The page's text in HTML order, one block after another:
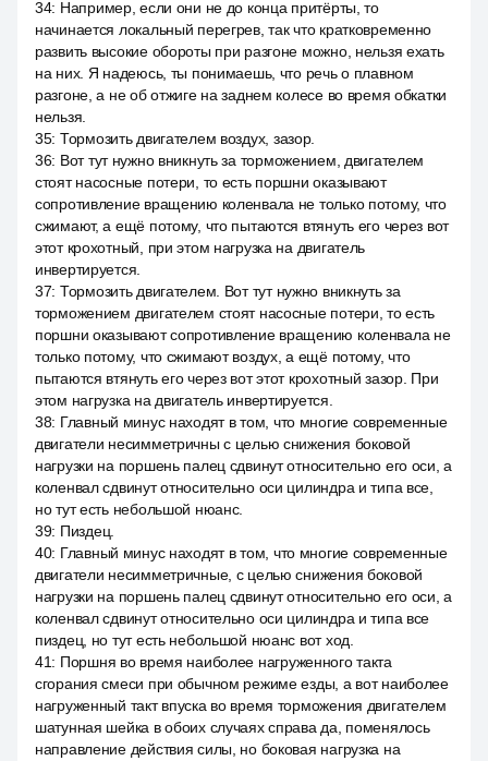
34: Например, если они не до конца притёрты, то
начинается локальный перегрев, так что кратковременно
развить высокие обороты при разгоне можно, нельзя ехать
на них. Я надеюсь, ты понимаешь, что речь о плавном
разгоне, а не об отжиге на заднем колесе во время обкатки
нельзя.
35: Тормозить двигателем воздух, зазор.
36: Вот тут нужно вникнуть за торможением, двигателем
стоят насосные потери, то есть поршни оказывают
сопротивление вращению коленвала не только потому, что
сжимают, а ещё потому, что пытаются втянуть его через вот
этот крохотный, при этом нагрузка на двигатель
инвертируется.
37: Тормозить двигателем. Вот тут нужно вникнуть за
торможением двигателем стоят насосные потери, то есть
поршни оказывают сопротивление вращению коленвала не
только потому, что сжимают воздух, а ещё потому, что
пытаются втянуть его через вот этот крохотный зазор. При
этом нагрузка на двигатель инвертируется.
38: Главный минус находят в том, что многие современные
двигатели несимметричны с целью снижения боковой
нагрузки на поршень палец сдвинут относительно его оси, а
коленвал сдвинут относительно оси цилиндра и типа все,
но тут есть небольшой нюанс.
39: Пиздец.
40: Главный минус находят в том, что многие современные
двигатели несимметричные, с целью снижения боковой
нагрузки на поршень палец сдвинут относительно его оси, а
коленвал сдвинут относительно оси цилиндра и типа все
пиздец, но тут есть небольшой нюанс вот ход.
41: Поршня во время наиболее нагруженного такта
сгорания смеси при обычном режиме езды, а вот наиболее
нагруженный такт впуска во время торможения двигателем
шатунная шейка в обоих случаях справа да, поменялось
направление действия силы, но боковая нагрузка на